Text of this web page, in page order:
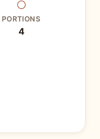
⚪
PORTIONS
4